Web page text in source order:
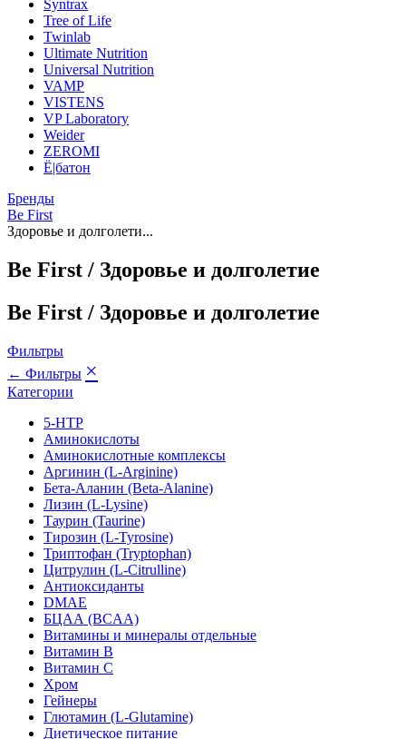
Syntrax
Tree of Life
Twinlab
Ultimate Nutrition
Universal Nutrition
VAMP
VISTENS
VP Laboratory
Weider
ZEROMI
Ё|батон
Бренды
Be First
Здоровье и долголети...
Be First / Здоровье и долголетие
Be First / Здоровье и долголетие
Фильтры
← Фильтры ×
Категории
5-HTP
Аминокислоты
Аминокислотные комплексы
Аргинин (L-Arginine)
Бета-Аланин (Beta-Alanine)
Лизин (L-Lysine)
Таурин (Taurine)
Тирозин (L-Tyrosine)
Триптофан (Tryptophan)
Цитрулин (L-Citrulline)
Антиоксиданты
DMAE
БЦАА (BCAA)
Витамины и минералы отдельные
Витамин B
Витамин C
Хром
Гейнеры
Глютамин (L-Glutamine)
Диетическое питание